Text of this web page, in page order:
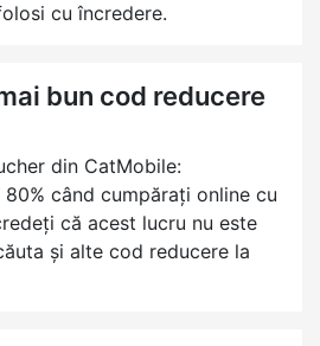
cu încredere.
bun cod reducere
din CatMobile:
când cumpărați online cu
că acest lucru nu este
și alte cod reducere la